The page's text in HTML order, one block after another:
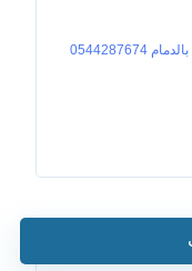
شركة تنظيف خزانات بالدمام 0544287674